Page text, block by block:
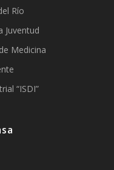
Río
Juventud
Medicina
“ISDI”